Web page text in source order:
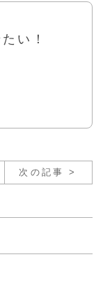
い！
次の記事 >